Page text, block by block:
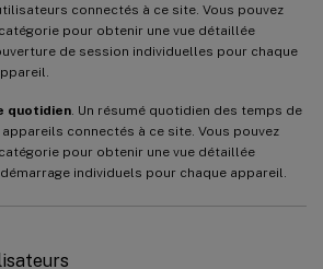
connectés à ce site. Vous pouvez
pour obtenir une vue détaillée
de session individuelles pour chaque
quotidien . Un résumé quotidien des temps de
connectés à ce site. Vous pouvez
pour obtenir une vue détaillée
individuels pour chaque appareil.